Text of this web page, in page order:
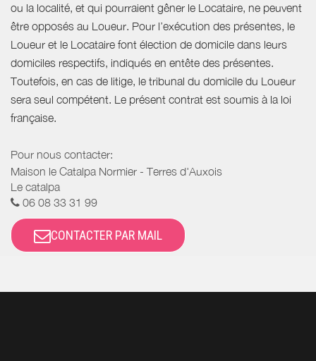
ou la localité, et qui pourraient gêner le Locataire, ne peuvent
être opposés au Loueur. Pour l’exécution des présentes, le
Loueur et le Locataire font élection de domicile dans leurs
domiciles respectifs, indiqués en entête des présentes.
Toutefois, en cas de litige, le tribunal du domicile du Loueur
sera seul compétent. Le présent contrat est soumis à la loi
française.
Pour nous contacter:
Maison le Catalpa Normier - Terres d'Auxois
Le catalpa
06 08 33 31 99
CONTACTER PAR MAIL